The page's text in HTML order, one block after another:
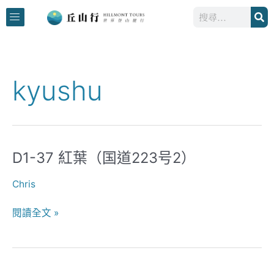
跳
至
搜
kyushu
D1-37 紅葉（国道223号2）
Chris
D1-
紅
（国
223
閱讀全文 »